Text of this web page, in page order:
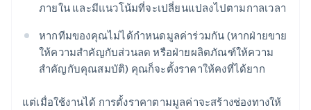
ภายใน และมีแนวโน้มที่จะเปลี่ยนแปลงไปตามกาลเวลา
หากทีมของคุณไม่ได้กำหนดมูลค่าร่วมกัน (หากฝ่ายขาย
ให้ความสำคัญกับส่วนลด หรือฝ่ายผลิตภัณฑ์ให้ความ
สำคัญกับคุณสมบัติ) คุณก็จะตั้งราคาให้คงที่ได้ยาก
แต่เมื่อใช้งานได้ การตั้งราคาตามมูลค่าจะสร้างช่องทางให้